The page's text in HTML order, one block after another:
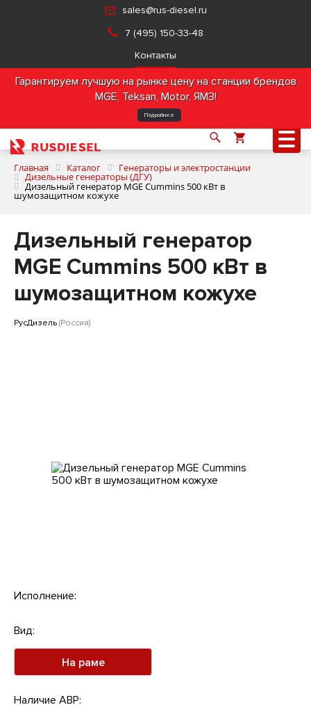
sales@rus-diesel.ru
7 (495) 150-33-48
Контакты
Гарантируем лучшую на рынке цену на станции брендов
MGE, Teksan, Motor, ЯМЗ!
Подробнее
Продукция
Главная Каталог Генераторы и электростанции
Дизельные генераторы (ДГУ)
Дизельный генератор MGE Cummins 500 кВт в
шумозащитном кожухе
Дизельный генератор
MGE Cummins 500 кВт в
шумозащитном кожухе
РусДизель (Россия)
Исполнение:
Вид:
На раме
Наличие АВР: